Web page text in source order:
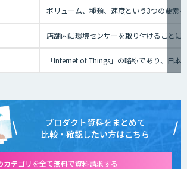
ボリューム、種類、速度という3つの要素
店舗内に環境センサーを取り付けること
「Internet of Things」の略称であり、日
プロダクト資料をまとめて
比較・確認したい方はこちら
カテゴリを全て無料で資料請求する